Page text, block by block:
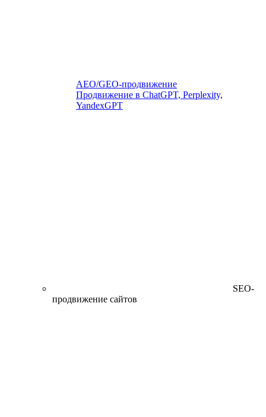
AEO/GEO-продвижение
Продвижение в ChatGPT, Perplexity,
YandexGPT
SEO-
продвижение сайтов